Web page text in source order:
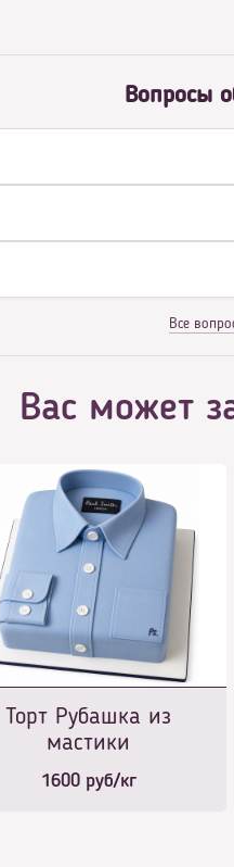
Вопросы
Все
Вас может
Торт Рубашка из
мастики
1600руб/кг